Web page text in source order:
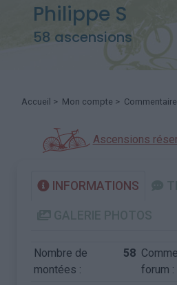
Philippe S
58 ascensions
Accueil > Mon compte >
Ascensions
INFORMATIONS
Nombre de
montées :
58
forum :